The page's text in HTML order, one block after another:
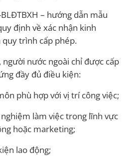
– hướng dẫn mẫu
định về xác nhận kinh
quy trình cấp phép.
người nước ngoài chỉ được cấp
đầy đủ điều kiện:
phù hợp với vị trí công việc;
làm việc trong lĩnh vực
hoặc marketing;
lao động;